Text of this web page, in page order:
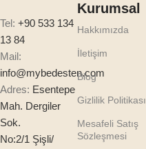
Tel: +90 533 134
13 84
Mail:
info@mybedesten.com
Adres: Esentepe
Mah. Dergiler
Sok.
No:2/1 Şişli/
Kurumsal
Hakkımızda
İletişim
Blog
Gizlilik Politikası
Mesafeli Satış
Sözleşmesi